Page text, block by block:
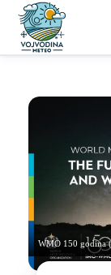
WMO 150 godina